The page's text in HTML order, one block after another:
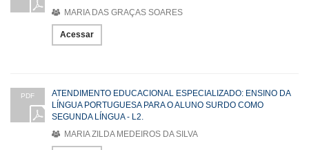
MARIA DAS GRAÇAS SOARES
Acessar
PDF
ATENDIMENTO EDUCACIONAL ESPECIALIZADO: ENSINO DA
LÍNGUA PORTUGUESA PARA O ALUNO SURDO COMO
SEGUNDA LÍNGUA - L2.
MARIA ZILDA MEDEIROS DA SILVA